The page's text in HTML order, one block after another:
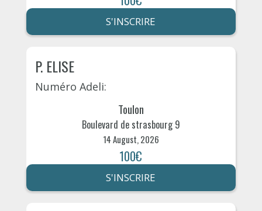
S'INSCRIRE
P. ELISE
Numéro Adeli:
Toulon
Boulevard de strasbourg 9
14 August, 2026
100€
S'INSCRIRE